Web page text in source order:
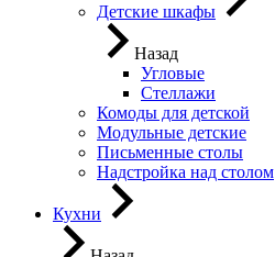
Детские шкафы
Назад
Угловые
Стеллажи
Комоды для детской
Модульные детские
Письменные столы
Надстройка над столом
Кухни